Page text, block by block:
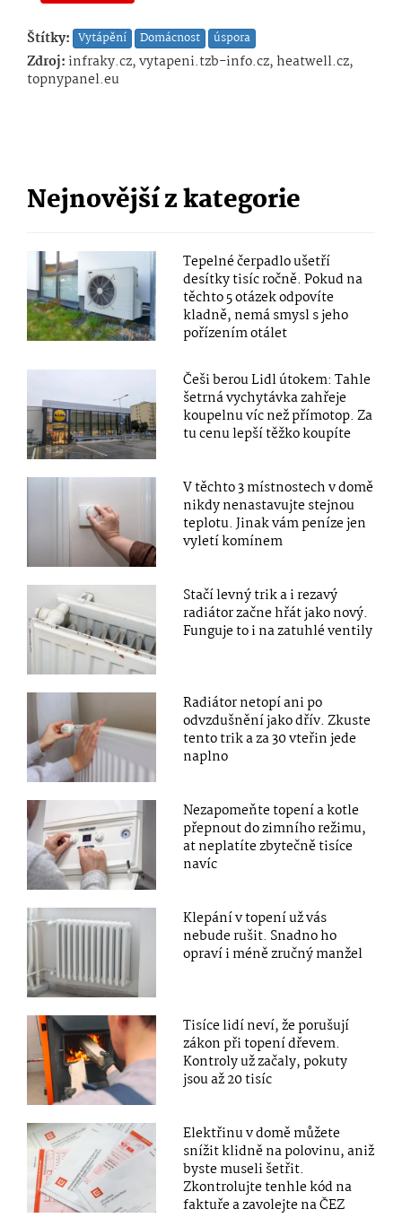
Štítky: Vytápění Domácnost úspora
Zdroj: infraky.cz, vytapeni.tzb-info.cz, heatwell.cz,
topnypanel.eu
Nejnovější z kategorie
Tepelné čerpadlo ušetří
desítky tisíc ročně. Pokud na
těchto 5 otázek odpovíte
kladně, nemá smysl s jeho
pořízením otálet
Češi berou Lidl útokem: Tahle
šetrná vychytávka zahřeje
koupelnu víc než přímotop. Za
tu cenu lepší těžko koupíte
V těchto 3 místnostech v domě
nikdy nenastavujte stejnou
teplotu. Jinak vám peníze jen
vyletí komínem
Stačí levný trik a i rezavý
radiátor začne hřát jako nový.
Funguje to i na zatuhlé ventily
Radiátor netopí ani po
odvzdušnění jako dřív. Zkuste
tento trik a za 30 vteřin jede
naplno
Nezapomeňte topení a kotle
přepnout do zimního režimu,
at neplatíte zbytečně tisíce
navíc
Klepání v topení už vás
nebude rušit. Snadno ho
opraví i méně zručný manžel
Tisíce lidí neví, že porušují
zákon při topení dřevem.
Kontroly už začaly, pokuty
jsou až 20 tisíc
Elektřinu v domě můžete
snížit klidně na polovinu, aniž
byste museli šetřit.
Zkontrolujte tenhle kód na
faktuře a zavolejte na ČEZ